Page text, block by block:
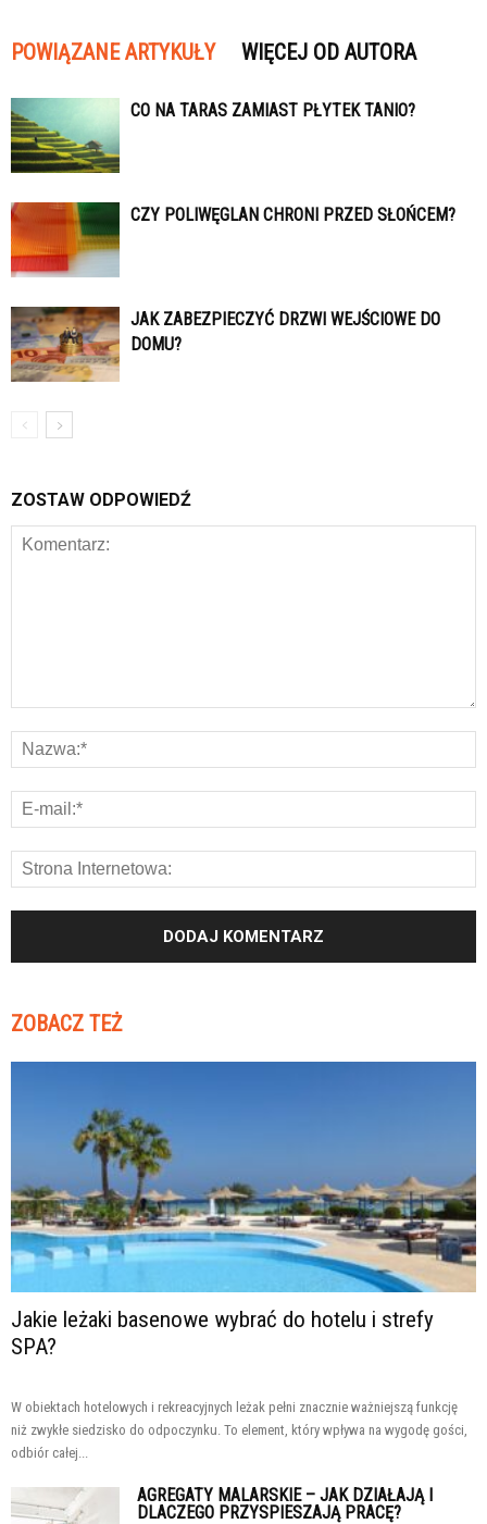
POWIĄZANE ARTYKUŁY WIĘCEJ OD AUTORA
CO NA TARAS ZAMIAST PŁYTEK TANIO?
CZY POLIWĘGLAN CHRONI PRZED SŁOŃCEM?
JAK ZABEZPIECZYĆ DRZWI WEJŚCIOWE DO
DOMU?
ZOSTAW ODPOWIEDŹ
ZOBACZ TEŻ
Jakie leżaki basenowe wybrać do hotelu i strefy
SPA?
W obiektach hotelowych i rekreacyjnych leżak pełni znacznie ważniejszą funkcję
niż zwykłe siedzisko do odpoczynku. To element, który wpływa na wygodę gości,
odbiór całej...
AGREGATY MALARSKIE – JAK DZIAŁAJĄ I
DLACZEGO PRZYSPIESZAJĄ PRACĘ?